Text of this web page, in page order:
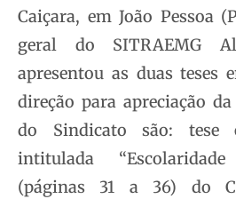
Caiçara, em João Pessoa
geral do SITRAEMG
apresentou as duas teses
direção para apreciação
do Sindicato são: tese
intitulada
(páginas 31 a 36) do